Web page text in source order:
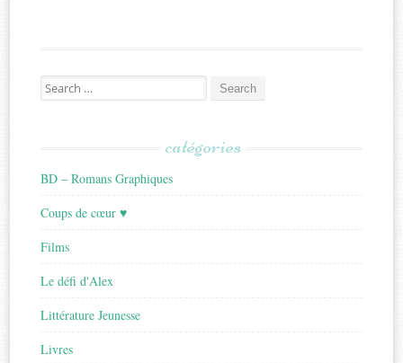
Search
for:
catégories
BD – Romans Graphiques
Coups de cœur ♥
Films
Le défi d'Alex
Littérature Jeunesse
Livres